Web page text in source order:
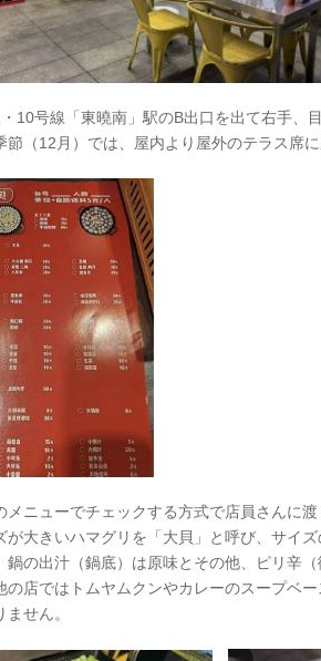
10号線「東曉南」駅のB出口を出て右手、
節（12月）では、屋内より屋外のテラス席に
メニューでチェックする方式で店員さんに
が大きいハマグリを「大貝」と呼び、サイ
鍋の出汁（鍋底）は原味とその他、ピリ辛
の店ではトムヤムクンやカレーのスープベ
ません。